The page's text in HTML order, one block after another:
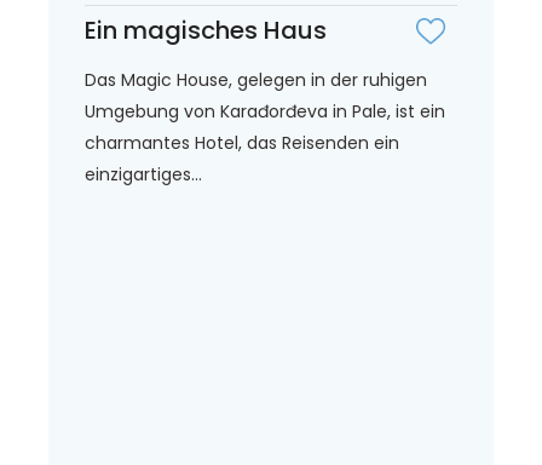
Ein magisches Haus
Das Magic House, gelegen in der ruhigen
Umgebung von Karađorđeva in Pale, ist ein
charmantes Hotel, das Reisenden ein
einzigartiges...